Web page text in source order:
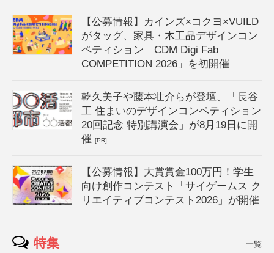
【公募情報】カインズ×コクヨ×VUILD
がタッグ、家具・木工品デザインコン
ペティション「CDM Digi Fab
COMPETITION 2026」を初開催
乾久美子や藤本壮介らが登壇、「長谷
工 住まいのデザインコンペティション
20回記念 特別講演会」が8月19日に開
催[PR]
【公募情報】大賞賞金100万円！学生
向け創作コンテスト「サイゲームス ク
リエイティブコンテスト2026」が開催
特集 一覧